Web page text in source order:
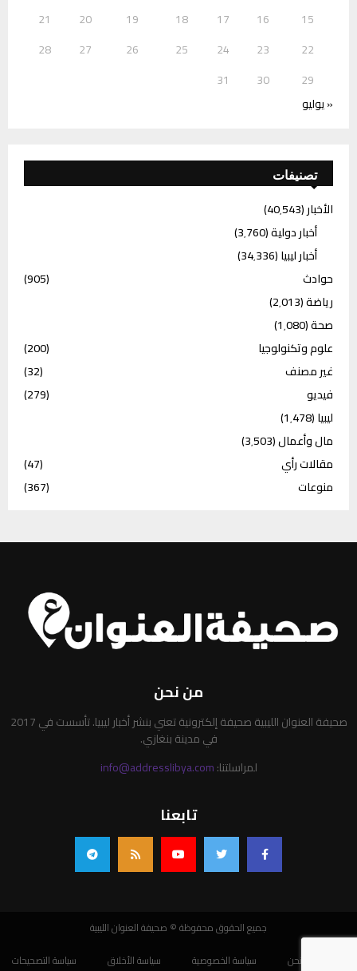
15
16
17
18
19
20
21
22
23
24
25
26
27
28
29
30
31
« يوليو
تصنيفات
الأخبار(40٬543)
أخبار دولية(3٬760)
أخبار ليبيا(34٬336)
حوادث
(905)
رياضة(2٬013)
صحة(1٬080)
علوم وتكنولوجيا
(200)
غير مصنف
(32)
فيديو
(279)
ليبيا(1٬478)
مال وأعمال(3٬503)
مقالات رأي
(47)
منوعات
(367)
من نحن
صحيفة العنوان الليبية صحيفة إلكترونية تعني بنشر أخبار ليبيا. تأسست في 2017
في مدينة بنغازي.
لمراسلتنا:info@addresslibya.com
تابعنا
جميع الحقوق محفوظة © صحيفة العنوان الليبية
من نحن
سياسة الخصوصية سياسة الأخلاق سياسة التصحيحات